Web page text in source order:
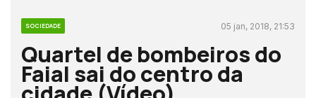
SOCIEDADE 05 jan, 2018, 21:53
Quartel de bombeiros do
Faial sai do centro da